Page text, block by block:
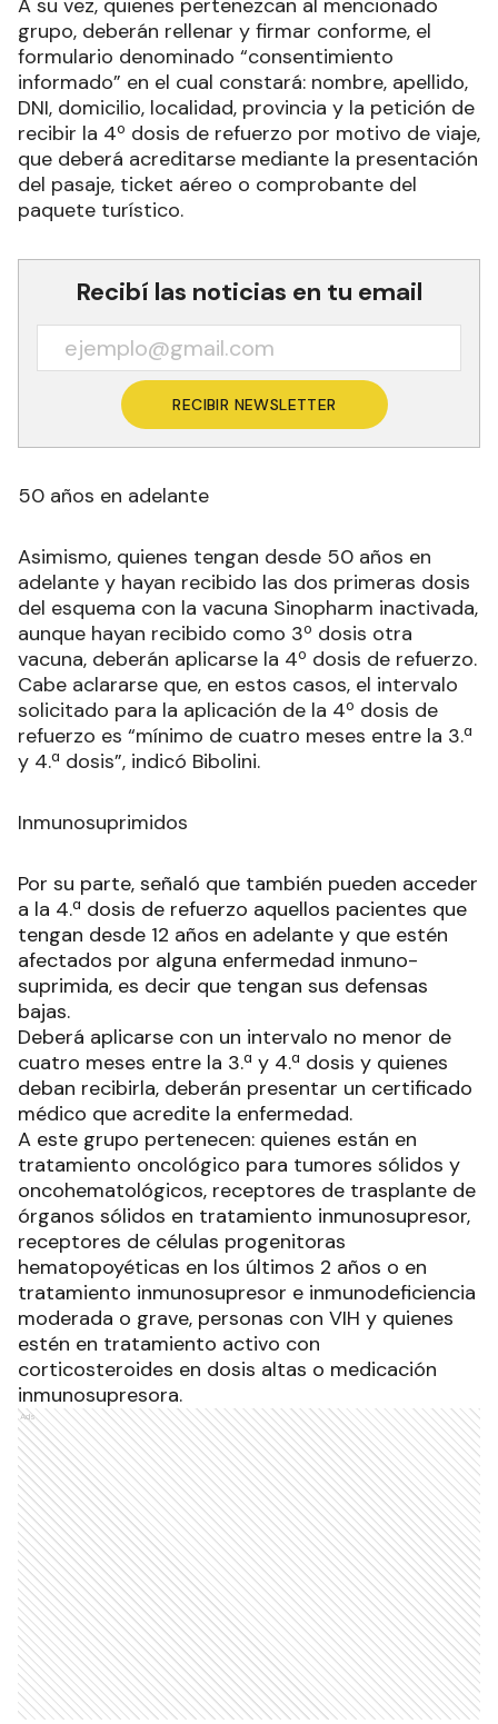
A su vez, quienes pertenezcan al mencionado
grupo, deberán rellenar y firmar conforme, el
formulario denominado “consentimiento
informado” en el cual constará: nombre, apellido,
DNI, domicilio, localidad, provincia y la petición de
recibir la 4º dosis de refuerzo por motivo de viaje,
que deberá acreditarse mediante la presentación
del pasaje, ticket aéreo o comprobante del
paquete turístico.
Recibí las noticias en tu email
RECIBIR NEWSLETTER
50 años en adelante
Asimismo, quienes tengan desde 50 años en
adelante y hayan recibido las dos primeras dosis
del esquema con la vacuna Sinopharm inactivada,
aunque hayan recibido como 3º dosis otra
vacuna, deberán aplicarse la 4º dosis de refuerzo.
Cabe aclararse que, en estos casos, el intervalo
solicitado para la aplicación de la 4º dosis de
refuerzo es “mínimo de cuatro meses entre la 3.ª
y 4.ª dosis”, indicó Bibolini.
Inmunosuprimidos
Por su parte, señaló que también pueden acceder
a la 4.ª dosis de refuerzo aquellos pacientes que
tengan desde 12 años en adelante y que estén
afectados por alguna enfermedad inmuno-
suprimida, es decir que tengan sus defensas
bajas.
Deberá aplicarse con un intervalo no menor de
cuatro meses entre la 3.ª y 4.ª dosis y quienes
deban recibirla, deberán presentar un certificado
médico que acredite la enfermedad.
A este grupo pertenecen: quienes están en
tratamiento oncológico para tumores sólidos y
oncohematológicos, receptores de trasplante de
órganos sólidos en tratamiento inmunosupresor,
receptores de células progenitoras
hematopoyéticas en los últimos 2 años o en
tratamiento inmunosupresor e inmunodeficiencia
moderada o grave, personas con VIH y quienes
estén en tratamiento activo con
corticosteroides en dosis altas o medicación
inmunosupresora.
Ads